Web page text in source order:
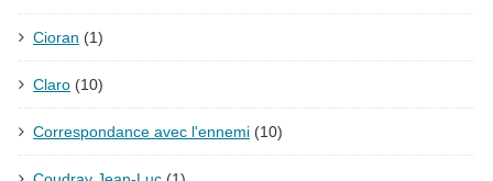
Cioran (1)
Claro (10)
Correspondance avec l'ennemi (10)